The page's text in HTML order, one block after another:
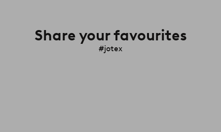
Share your favourites
#jotex